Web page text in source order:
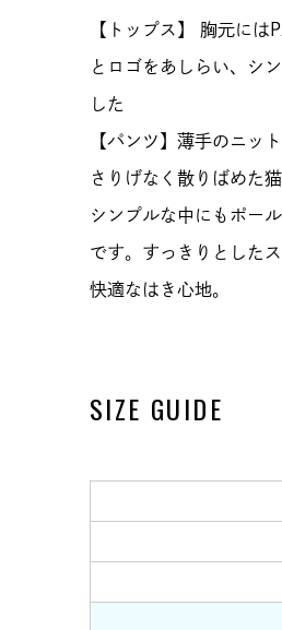
【トップス】 胸元には
とロゴをあしらい、シ
した
【パンツ】薄手のニッ
さりげなく散りばめた
シンプルな中にもポー
です。すっきりとした
快適なはき心地。
SIZE GUIDE